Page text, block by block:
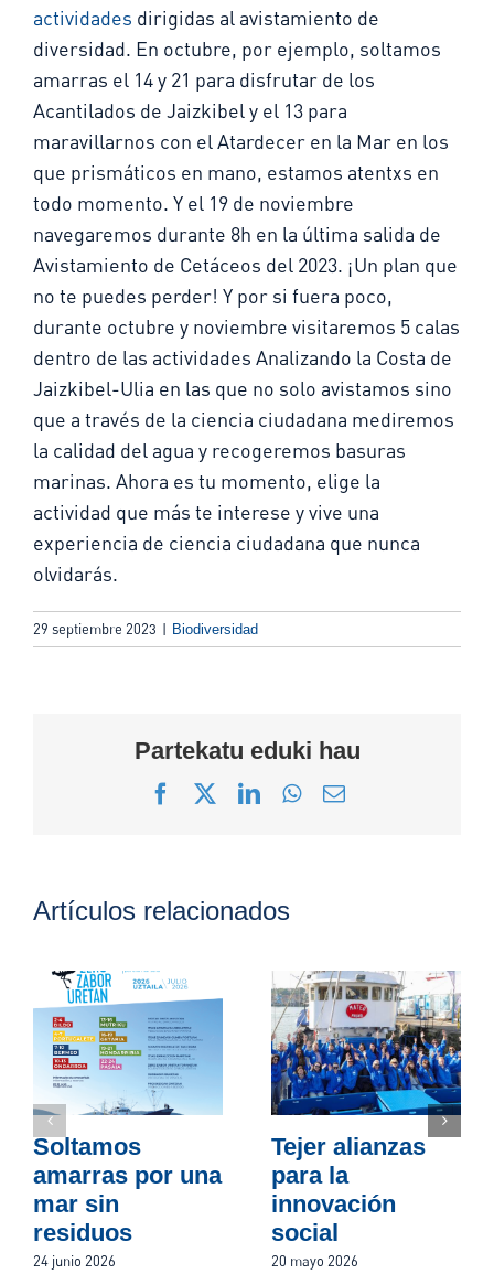
actividades dirigidas al avistamiento de
diversidad. En octubre, por ejemplo, soltamos
amarras el 14 y 21 para disfrutar de los
Acantilados de Jaizkibel y el 13 para
maravillarnos con el Atardecer en la Mar en los
que prismáticos en mano, estamos atentxs en
todo momento. Y el 19 de noviembre
navegaremos durante 8h en la última salida de
Avistamiento de Cetáceos del 2023. ¡Un plan que
no te puedes perder! Y por si fuera poco,
durante octubre y noviembre visitaremos 5 calas
dentro de las actividades Analizando la Costa de
Jaizkibel-Ulia en las que no solo avistamos sino
que a través de la ciencia ciudadana mediremos
la calidad del agua y recogeremos basuras
marinas. Ahora es tu momento, elige la
actividad que más te interese y vive una
experiencia de ciencia ciudadana que nunca
olvidarás.
29 septiembre 2023 | Biodiversidad
Partekatu eduki hau
Facebook
X LinkedInWhatsApp
Correo
Artículos relacionados
Soltamos
amarras por una
mar sin
residuos
24 junio 2026
Tejer alianzas
para la
innovación
social
20 mayo 2026